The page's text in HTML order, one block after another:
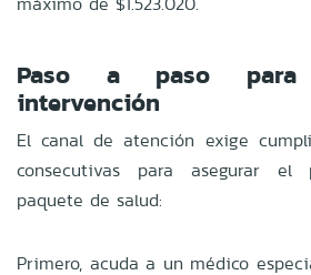
Paso a paso
intervención
El canal de atención exige
consecutivas para asegurar
paquete de salud:
Primero, acuda a un médico